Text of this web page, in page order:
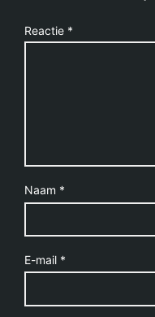
Reactie *
Naam *
E-mail *